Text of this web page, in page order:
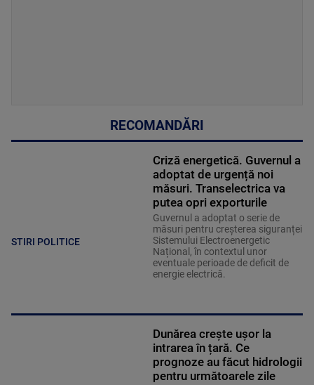
RECOMANDĂRI
STIRI POLITICE
Criză energetică. Guvernul a
adoptat de urgență noi
măsuri. Transelectrica va
putea opri exporturile
Guvernul a adoptat o serie de
măsuri pentru creșterea siguranței
Sistemului Electroenergetic
Național, în contextul unor
eventuale perioade de deficit de
energie electrică.
Dunărea crește ușor la
intrarea în țară. Ce
prognoze au făcut hidrologii
pentru următoarele zile